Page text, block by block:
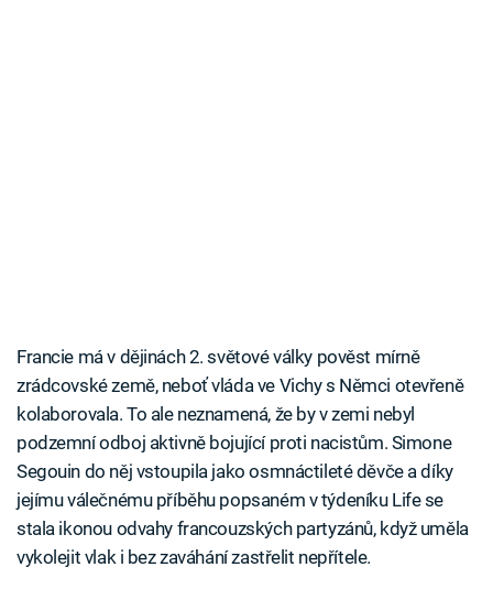
Francie má v dějinách 2. světové války pověst mírně
zrádcovské země, neboť vláda ve Vichy s Němci otevřeně
kolaborovala. To ale neznamená, že by v zemi nebyl
podzemní odboj aktivně bojující proti nacistům. Simone
Segouin do něj vstoupila jako osmnáctileté děvče a díky
jejímu válečnému příběhu popsaném v týdeníku Life se
stala ikonou odvahy francouzských partyzánů, když uměla
vykolejit vlak i bez zaváhání zastřelit nepřítele.